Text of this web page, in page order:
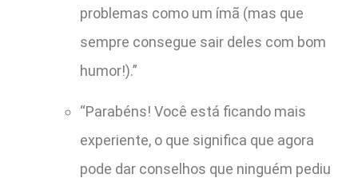
problemas como um ímã (mas que
sempre consegue sair deles com bom
humor!).”
“Parabéns! Você está ficando mais
experiente, o que significa que agora
pode dar conselhos que ninguém pediu